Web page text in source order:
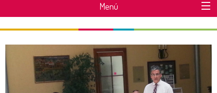
Menú
SOBRE MAULELAB
ÁREAS DE TRABAJO